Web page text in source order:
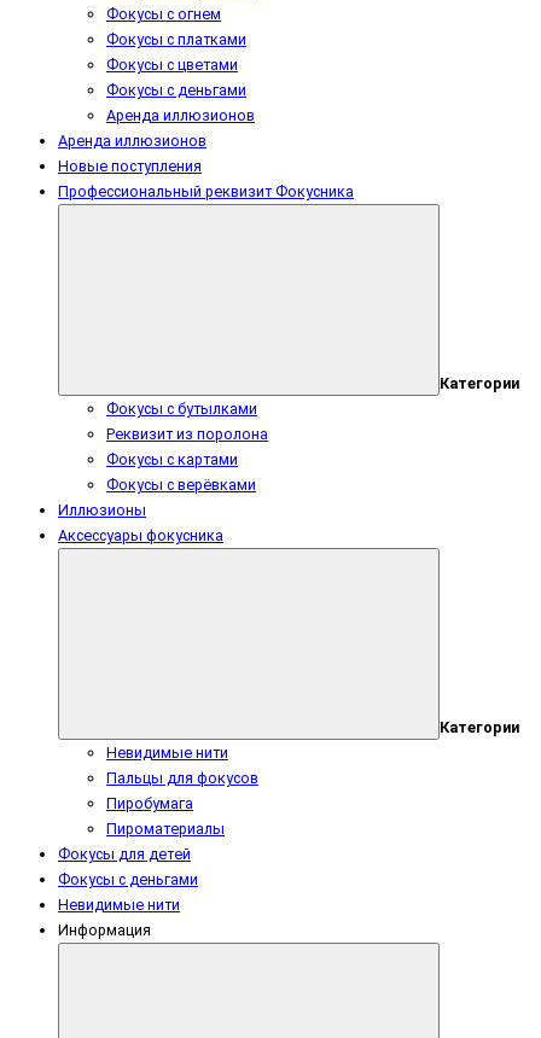
Фокусы с огнем
Фокусы с платками
Фокусы с цветами
Фокусы с деньгами
Аренда иллюзионов
Аренда иллюзионов
Новые поступления
Профессиональный реквизит Фокусника
Категории
Фокусы с бутылками
Реквизит из поролона
Фокусы с картами
Фокусы с верёвками
Иллюзионы
Аксессуары фокусника
Категории
Невидимые нити
Пальцы для фокусов
Пиробумага
Пироматериалы
Фокусы для детей
Фокусы с деньгами
Невидимые нити
Информация